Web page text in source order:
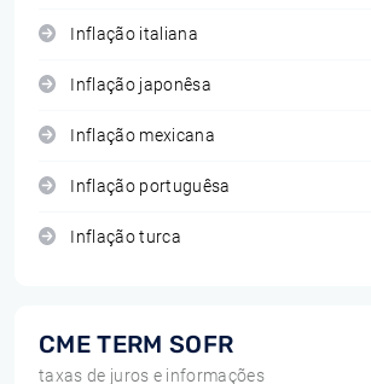
Inflação italiana
Inflação japonêsa
Inflação mexicana
Inflação portuguêsa
Inflação turca
CME TERM SOFR
taxas de juros e informações